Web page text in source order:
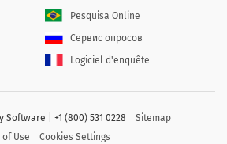
Pesquisa Online
Сервис опросов
Logiciel d'enquête
Software | +1 (800) 531 0228
Sitemap
of Use Cookies Settings